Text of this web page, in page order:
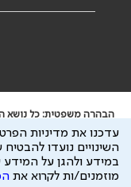
הבהרה משפטית: כל נושא
ייעוץ רפואי או משפטי.
ידוע לי שהר"י אוספת
להיות מועבר לצדדים
עדכנו את מדיניות
השינויים נועדו
במידע ולהגן על
מוזמנים/ות לקרוא את